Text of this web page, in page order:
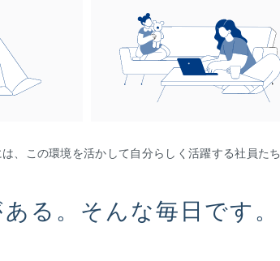
、この環境を活かして自分らしく活躍する社員た
る。そんな毎日です。